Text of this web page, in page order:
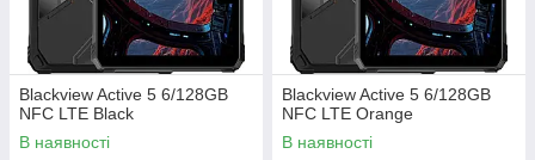
Blackview Active 5 6/128GB
NFC LTE Black
В наявності
Blackview Active 5 6/128GB
NFC LTE Orange
В наявності